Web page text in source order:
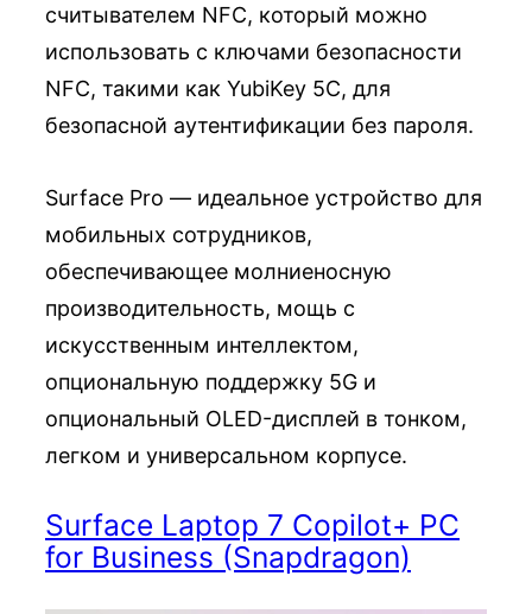
считывателем NFC, который можно
использовать с ключами безопасности
NFC, такими как YubiKey 5C, для
безопасной аутентификации без пароля.
Surface Pro — идеальное устройство для
мобильных сотрудников,
обеспечивающее молниеносную
производительность, мощь с
искусственным интеллектом,
опциональную поддержку 5G и
опциональный OLED-дисплей в тонком,
легком и универсальном корпусе.
Surface Laptop 7 Copilot+ PC
for Business (Snapdragon)